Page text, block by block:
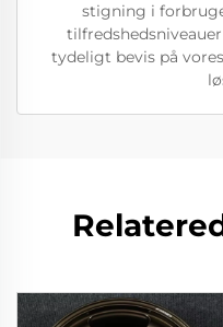
stigning i
tydeligt bevis på